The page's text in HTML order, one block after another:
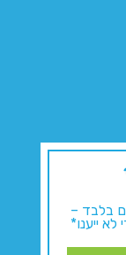
בלבד –
ייענו*